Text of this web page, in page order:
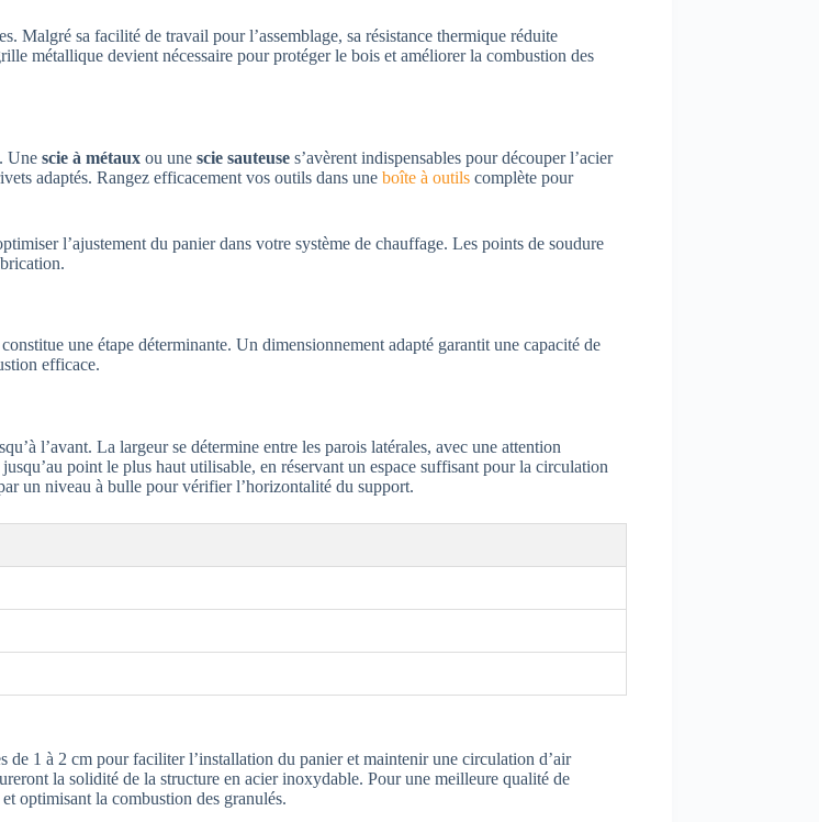
Malgré sa facilité de travail pour l’assemblage, sa résistance thermique réduite
métallique devient nécessaire pour protéger le bois et améliorer la combustion des
Une scie à métaux ou une scie sauteuse s’avèrent indispensables pour découper l’acier
adaptés. Rangez efficacement vos outils dans une boîte à outils complète pour
l’ajustement du panier dans votre système de chauffage. Les points de soudure
une étape déterminante. Un dimensionnement adapté garantit une capacité de
efficace.
l’avant. La largeur se détermine entre les parois latérales, avec une attention
point le plus haut utilisable, en réservant un espace suffisant pour la circulation
un niveau à bulle pour vérifier l’horizontalité du support.
de 1 à 2 cm pour faciliter l’installation du panier et maintenir une circulation d’air
la solidité de la structure en acier inoxydable. Pour une meilleure qualité de
optimisant la combustion des granulés.